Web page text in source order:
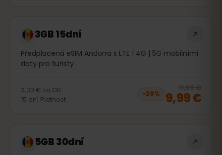
3GB 15dní
Předplacená eSIM Andorra s LTE | 4G | 5G mobilními
daty pro turisty
3,33 € za GB
15 dní Platnost
−20%
11,99 €
9,99 €
5GB 30dní